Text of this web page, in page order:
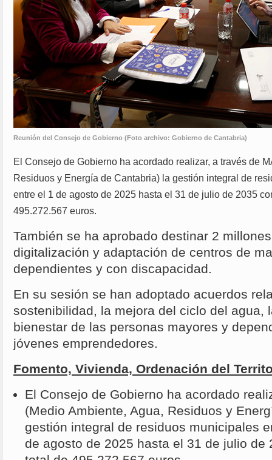
Reunión del Consejo de Gobierno (Foto archivo: Gobierno de Cantabria)
El Consejo de Gobierno ha acordado realizar, a través de
Residuos y Energía de Cantabria) la gestión integral de
entre el 1 de agosto de 2025 hasta el 31 de julio de 2035
495.272.567 euros.
También se ha aprobado destinar 2
digitalización y adaptación de centros de
dependientes y con discapacidad.
En su sesión se han adoptado acuerdos
sostenibilidad, la mejora del ciclo del agua,
bienestar de las personas mayores y
jóvenes emprendedores.
Fomento, Vivienda, Ordenación del
El Consejo de Gobierno ha acordado
(Medio Ambiente, Agua, Residuos y
gestión integral de residuos municipales
de agosto de 2025 hasta el 31 de julio de